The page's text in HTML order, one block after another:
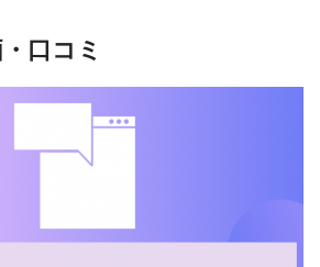
口コミ